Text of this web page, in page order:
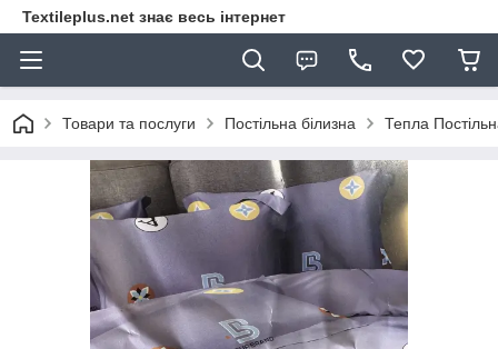
Textileplus.net знає весь інтернет
Товари та послуги Постільна білизна Тепла